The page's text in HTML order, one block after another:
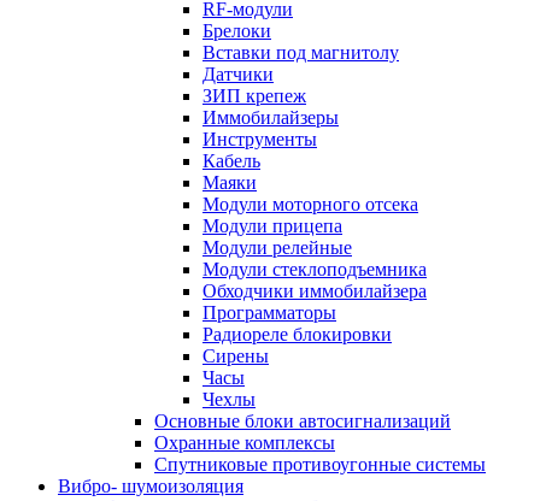
RF-модули
Брелоки
Вставки под магнитолу
Датчики
ЗИП крепеж
Иммобилайзеры
Инструменты
Кабель
Маяки
Модули моторного отсека
Модули прицепа
Модули релейные
Модули стеклоподъемника
Обходчики иммобилайзера
Программаторы
Радиореле блокировки
Сирены
Часы
Чехлы
Основные блоки автосигнализаций
Охранные комплексы
Спутниковые противоугонные системы
Вибро- шумоизоляция